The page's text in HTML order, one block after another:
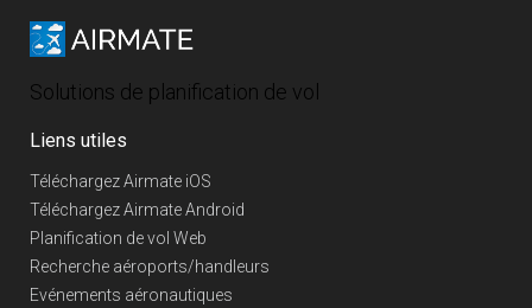
Solutions de planification de vol
Liens utiles
Téléchargez Airmate iOS
Téléchargez Airmate Android
Planification de vol Web
Recherche aéroports/handleurs
Evénements aéronautiques